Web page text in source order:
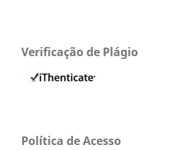
Verificação de Plágio
Política de Acesso